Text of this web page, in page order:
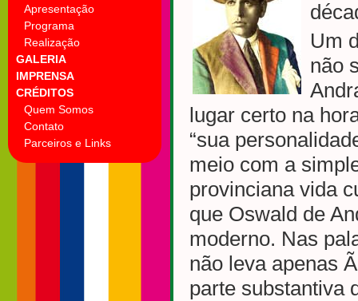
Apresentação
Programa
Realização
GALERIA
IMPRENSA
CRÉDITOS
Quem Somos
Contato
Parceiros e Links
Um
não
lugar certo na
“sua
meio com a
provinciana vida
que Oswald de
moderno. Nas
não leva apenas
parte substantiva